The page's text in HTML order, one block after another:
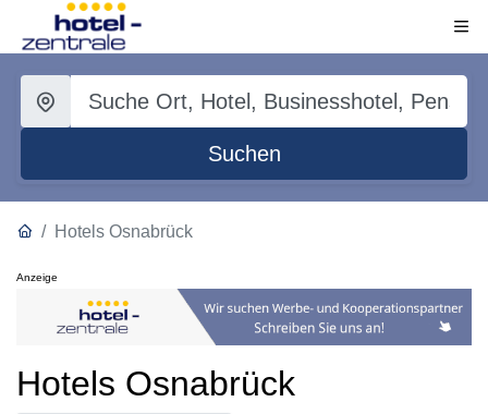
Suchen
Hotels Osnabrück
Anzeige
Hotels Osnabrück